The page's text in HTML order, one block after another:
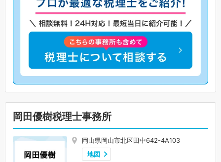
岡田優樹税理士事務所
岡山県岡山市北区田中642-4A103
地図